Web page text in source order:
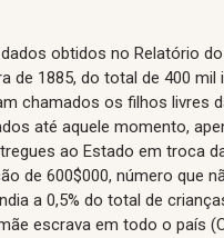
obtidos no Relatório
de 1885, do total de 400 mil
chamados os filhos livres
até aquele momento,
ao Estado em troca
de 600$000, número que
a 0,5% do total de
escrava em todo o país